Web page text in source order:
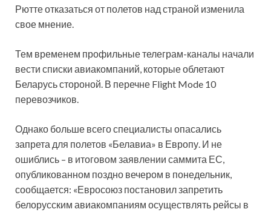
Рютте отказаться от полетов над страной изменила
свое мнение.
Тем временем профильные телеграм-каналы начали
вести списки авиакомпаний, которые облетают
Беларусь стороной. В перечне Flight Mode 10
перевозчиков.
Однако больше всего специалисты опасались
запрета для полетов «Белавиа» в Европу. И не
ошиблись – в итоговом заявлении саммита ЕС,
опубликованном поздно вечером в понедельник,
сообщается: «Евросоюз постановил запретить
белорусским авиакомпаниям осуществлять рейсы в